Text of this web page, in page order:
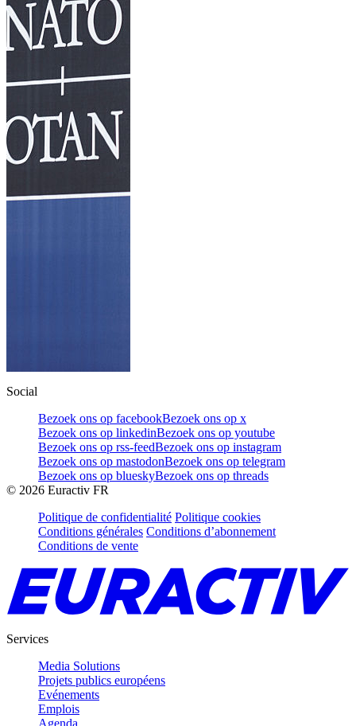
Social
Bezoek ons op facebookBezoek ons op x
Bezoek ons op linkedinBezoek ons op youtube
Bezoek ons op rss-feedBezoek ons op instagram
Bezoek ons op mastodonBezoek ons op telegram
Bezoek ons op blueskyBezoek ons op threads
© 2026 Euractiv FR
Politique de confidentialité Politique cookies
Conditions générales Conditions d’abonnement
Conditions de vente
Services
Media Solutions
Projets publics européens
Evénements
Emplois
Agenda